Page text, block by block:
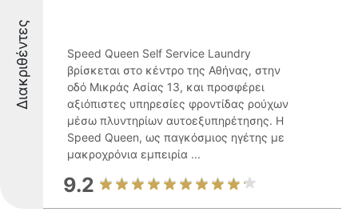
Διακριθέντες
Speed Queen Self Service Laundry
βρίσκεται στο κέντρο της Αθήνας, στην
οδό Μικράς Ασίας 13, και προσφέρει
αξιόπιστες υπηρεσίες φροντίδας ρούχων
μέσω πλυντηρίων αυτοεξυπηρέτησης. Η
Speed Queen, ως παγκόσμιος ηγέτης με
μακροχρόνια εμπειρία ...
9.2